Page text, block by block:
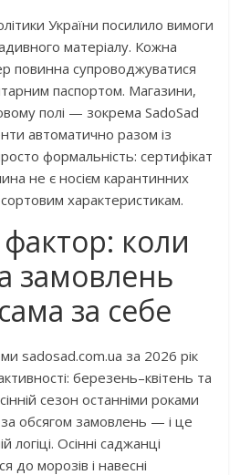
України посилило вимоги
матеріалу. Кожна
повинна супроводжуватися
паспортом. Магазини,
полі — зокрема SadoSad
автоматично разом із
формальність: сертифікат
не є носієм карантинних
сортовим характеристикам.
коли
замовлень
за себе
sadosad.com.ua за 2026 рік
березень–квітень та
сезон останніми роками
обсягом замовлень — і це
логіці. Осінні саджанці
до морозів і навесні